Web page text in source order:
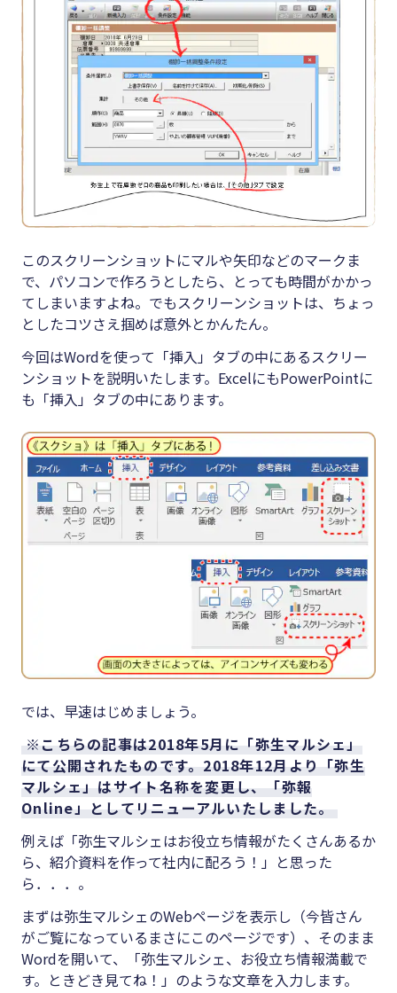
このスクリーンショットにマルや矢印などのマークま
で、パソコンで作ろうとしたら、とっても時間がかかっ
てしまいますよね。でもスクリーンショットは、ちょっ
としたコツさえ掴めば意外とかんたん。
今回はWordを使って「挿入」タブの中にあるスクリー
ンショットを説明いたします。ExcelにもPowerPointに
も「挿入」タブの中にあります。
では、早速はじめましょう。
※こちらの記事は2018年5月に「弥生マルシェ」
にて公開されたものです。2018年12月より「弥生
マルシェ」はサイト名称を変更し、「弥報
Online」としてリニューアルいたしました。
例えば「弥生マルシェはお役立ち情報がたくさんあるか
ら、紹介資料を作って社内に配ろう！」と思った
ら．．．。
まずは弥生マルシェのWebページを表示し（今皆さん
がご覧になっているまさにこのページです）、そのまま
Wordを開いて、「弥生マルシェ、お役立ち情報満載で
す。ときどき見てね！」のような文章を入力します。